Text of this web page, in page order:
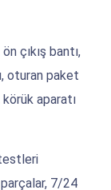
çıkış bantı,
oturan paket
aparatı
7/24